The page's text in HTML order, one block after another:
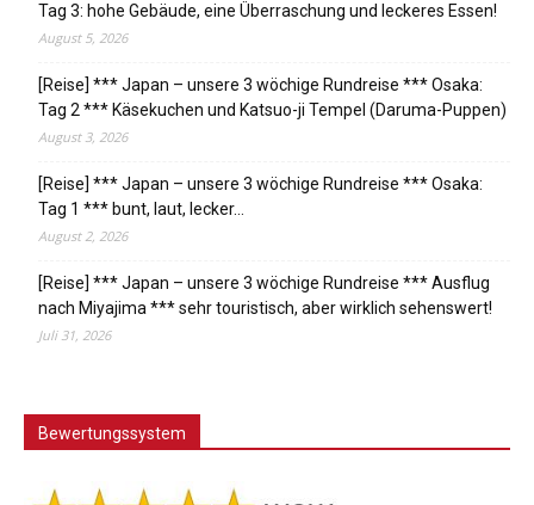
Tag 3: hohe Gebäude, eine Überraschung und leckeres Essen!
August 5, 2026
[Reise] *** Japan – unsere 3 wöchige Rundreise *** Osaka:
Tag 2 *** Käsekuchen und Katsuo-ji Tempel (Daruma-Puppen)
August 3, 2026
[Reise] *** Japan – unsere 3 wöchige Rundreise *** Osaka:
Tag 1 *** bunt, laut, lecker…
August 2, 2026
[Reise] *** Japan – unsere 3 wöchige Rundreise *** Ausflug
nach Miyajima *** sehr touristisch, aber wirklich sehenswert!
Juli 31, 2026
Bewertungssystem